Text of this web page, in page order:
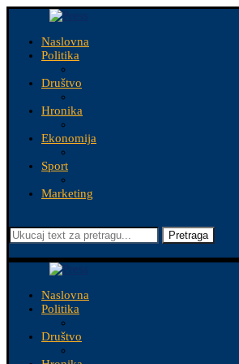
Naslovna
Politika
Društvo
Hronika
Ekonomija
Sport
Marketing
Pretraga
Naslovna
Politika
Društvo